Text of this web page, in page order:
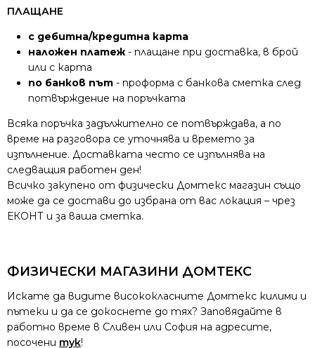
ПЛАЩАНЕ
с дебитна/кредитна карта
наложен платеж - плащане при доставка, в брой
или с карта
по банков път - проформа с банкова сметка след
потвърждение на поръчката
Всяка поръчка задължително се потвърждава, а по
време на разговора се уточнява и времето за
изпълнение. Доставката често се изпълнява на
следващия работен ден!
Всичко закупено от физически Домтекс магазин също
може да се достави до избрана от вас локация – чрез
ЕКОНТ и за ваша сметка.
ФИЗИЧЕСКИ МАГАЗИНИ ДОМТЕКС
Искате да видите висококласните Домтекс килими и
пътеки и да се докоснете до тях? Заповядайте в
работно време в Сливен или София на адресите,
посочени тук!